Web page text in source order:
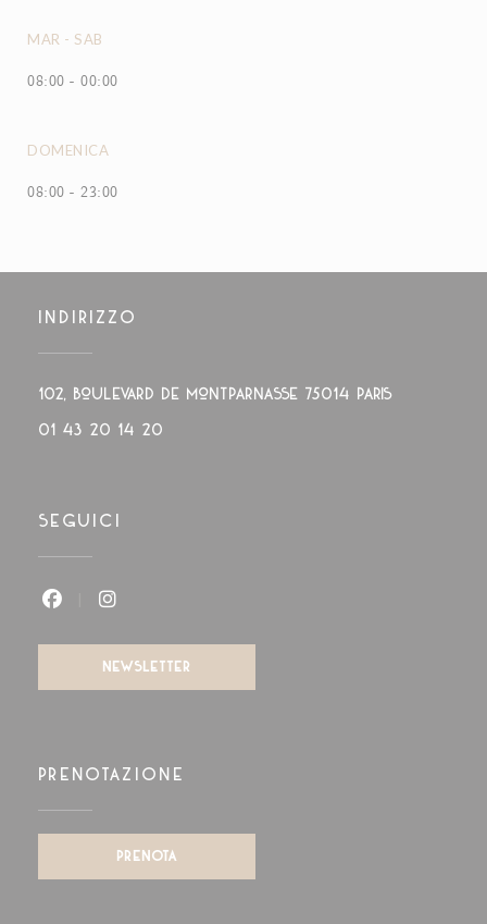
MAR - SAB
08:00 - 00:00
DOMENICA
08:00 - 23:00
INDIRIZZO
102, boulevard de Montparnasse 75014 PARIS((apre una
01 43 20 14 20
SEGUICI
NEWSLETTER
PRENOTAZIONE
PRENOTA